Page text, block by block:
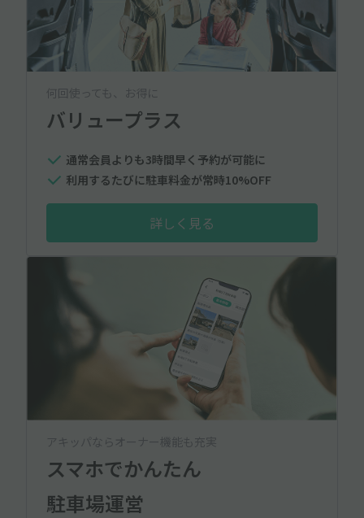
何回使っても、お得に
バリュープラス
通常会員よりも3時間早く予約が可能に
利用するたびに駐車料金が常時10%OFF
詳しく見る
アキッパならオーナー機能も充実
スマホでかんたん
駐車場運営